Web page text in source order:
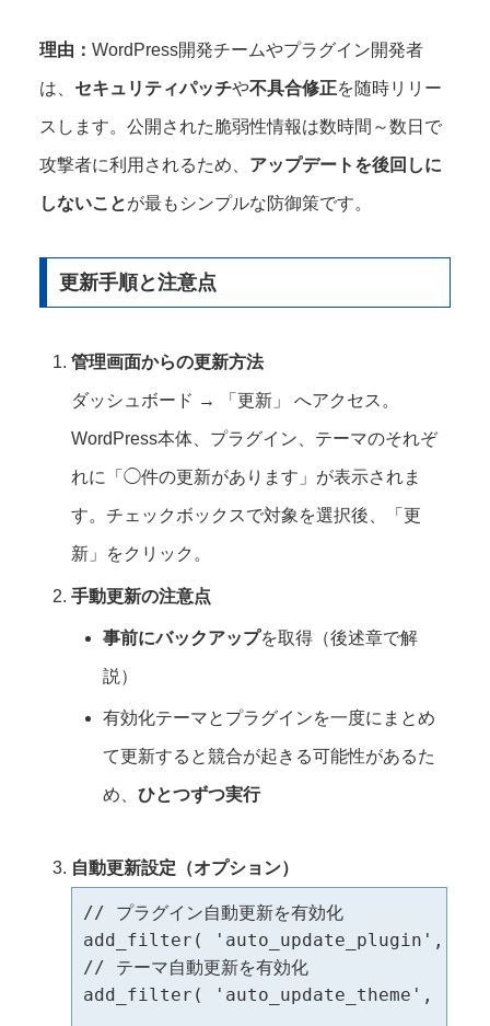
理由： WordPress開発チームやプラグイン開発者
は、 セキュリティパッチや不具合修正を随時リリー
スします。公開された脆弱性情報は数時間～数日で
攻撃者に利用されるため、 アップデートを後回しに
しないことが最もシンプルな防御策です。
更新手順と注意点
管理画面からの更新方法
ダッシュボード → 「更新」 へアクセス。
WordPress本体、プラグイン、テーマのそれぞ
れに「◯件の更新があります」が表示されま
す。チェックボックスで対象を選択後、「更
新」をクリック。
手動更新の注意点
事前にバックアップを取得（後述章で解
説）
有効化テーマとプラグインを一度にまとめ
て更新すると競合が起きる可能性があるた
め、ひとつずつ実行
自動更新設定（オプション）
// プラグイン自動更新を有効化
add_filter( 'auto_update_plugin',
// テーマ自動更新を有効化
add_filter( 'auto_update_theme',